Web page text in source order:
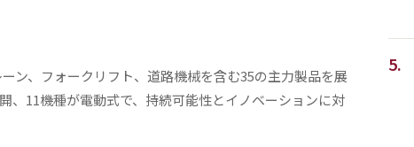
ン、フォークリフト、道路機械を含む35の主力製品を展
、11機種が電動式で、持続可能性とイノベーションに対
5.